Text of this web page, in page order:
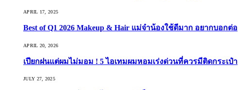
APRIL 17, 2025
Best of Q1 2026 Makeup & Hair แม่จ๋าน้องใช้ดีมาก อยากบอกต่อ
APRIL 20, 2026
เปียกฝนแต่ผมไม่มอม ! 5 ไอเทมผมหอมเร่งด่วนที่ควรมีติดกระเป๋า
JULY 27, 2025